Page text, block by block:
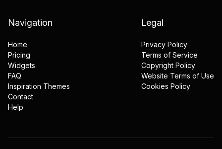
Navigation
Home
Pricing
Widgets
FAQ
Inspiration Themes
Contact
Help
Legal
Privacy Policy
Terms of Service
Copyright Policy
Website Terms of Use
Cookies Policy